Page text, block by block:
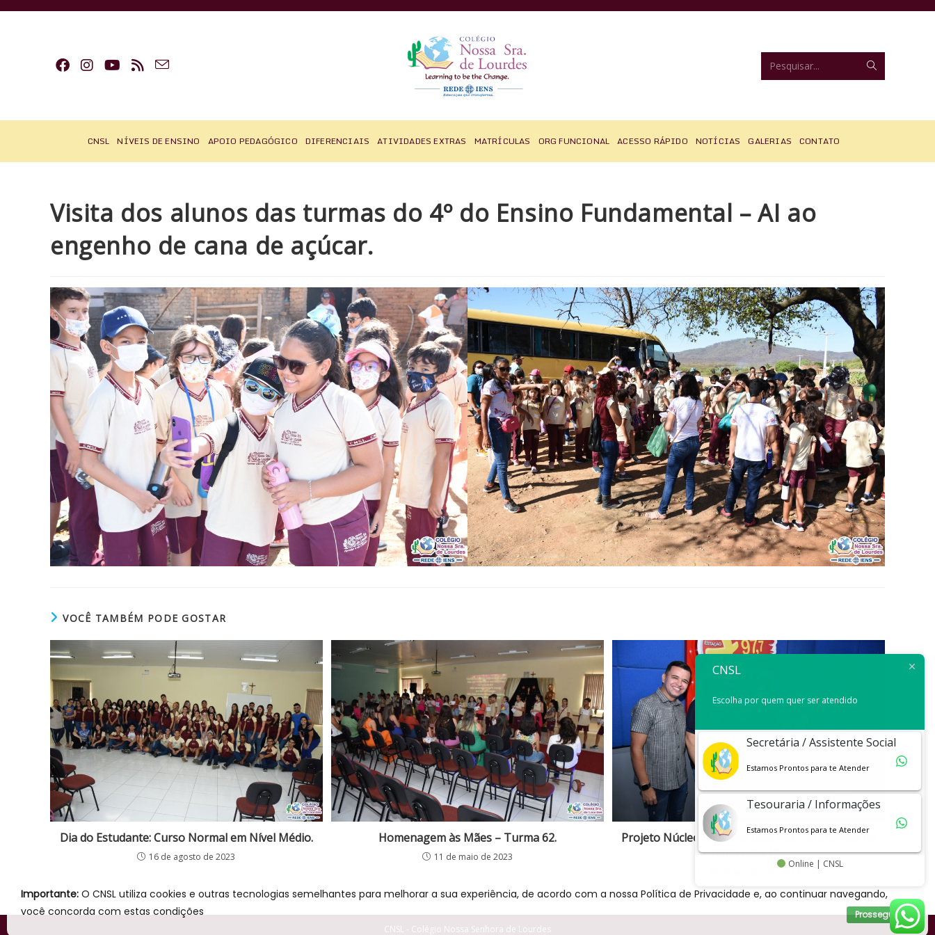
Ir
Pesquisar...
CNSL NÍVEIS DE ENSINO APOIO PEDAGÓGICO DIFERENCIAIS ATIVIDADES EXTRAS MATRÍCULAS ORG FUNCIONAL ACESSO RÁPIDO NOTÍCIAS GALERIAS CONTATO
Visita dos alunos das turmas do 4º do Ensino Fundamental – AI ao
engenho de cana de açúcar.
VOCÊ TAMBÉM PODE GOSTAR
Dia do Estudante: Curso Normal em Nível Médio.
16 de agosto de 2023
Homenagem às Mães – Turma 62.
11 de maio de 2023
Projeto Núcleo de Ações pela Paz – Entrevista na
rádio Mais FM.
CNSL - Colégio Nossa Senhora de Lourdes
Importante: O CNSL utiliza cookies e outras tecnologias semelhantes para melhorar a sua experiência, de acordo com a nossa Política de Privacidade e, ao continuar navegando,
você concorda com estas condições
Prosseguir
CNSL
Escolha por quem quer ser atendido
Secretária / Assistente Social
Estamos Prontos para te Atender
Tesouraria / Informações
Estamos Prontos para te Atender
Online | CNSL